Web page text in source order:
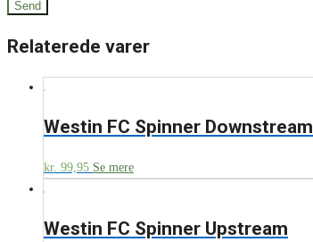
Relaterede varer
Westin FC Spinner Downstream
kr. 99,95 Se mere
Westin FC Spinner Upstream